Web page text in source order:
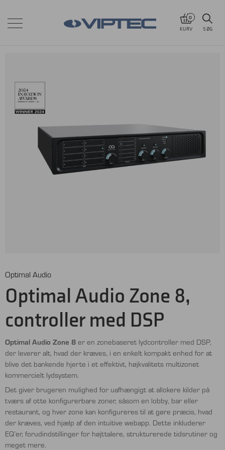
0
KURV
SØG
Optimal Audio
Optimal Audio Zone 8,
controller med DSP
Optimal Audio Zone 8 er en zonebaseret lydcontroller med DSP,
der leverer alt, hvad der kræves, i en enkelt kompakt enhed for at
blive det bankende hjerte i et effektivt, højkvalitets multizonet
kommercielt lydsystem.
Det giver brugeren mulighed for uafhængigt at allokere kilder på
tværs af otte konfigurerbare zoner, såsom en lobby, bar eller
restaurant, og hver zone kan konfigureres til at gøre præcis, hvad
der kræves, ved hjælp af den intuitive webapp. Dette inkluderer
EQ’er, forudindstillinger for højttalere, strukturerede tidsrutiner og
meget mere.